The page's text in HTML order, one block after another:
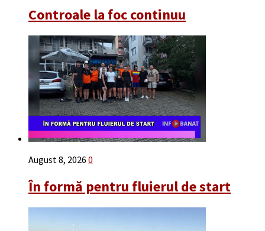
Controale la foc continuu
August 8, 2026 0
În formă pentru fluierul de start